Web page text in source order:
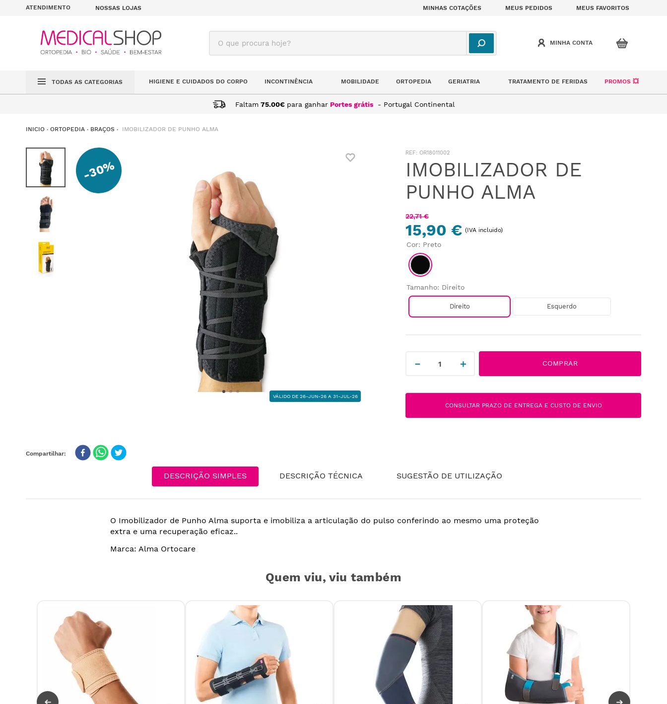
ATENDIMENTO NOSSAS LOJAS MINHAS COTAÇÕES MEUS PEDIDOS MEUS FAVORITOS
O que procura hoje?
TODAS AS CATEGORIAS HIGIENE E CUIDADOS DO CORPO INCONTINÊNCIA MOBILIDADE ORTOPEDIA GERIATRIA TRATAMENTO DE FERIDAS PROMOS 💥
Faltam 75.00€ para ganhar Portes grátis - Portugal Continental
ORTOPEDIA BRAÇOS IMOBILIZADOR DE PUNHO ALMA
-30%
VÁLIDO DE 26-JUN-26 A 31-JUL-26
: OR18011002
IMOBILIZADOR DE
PUNHO ALMA
22,71 €
15,90 € (IVA incluido)
Cor: Preto
Tamanho: Direito
Direito Esquerdo
＋
－ COMPRAR
CONSULTAR PRAZO DE ENTREGA E CUSTO DE ENVIO
DESCRIÇÃO SIMPLES DESCRIÇÃO TÉCNICA SUGESTÃO DE UTILIZAÇÃO
O Imobilizador de Punho Alma suporta e imobiliza a articulação do pulso conferindo ao mesmo uma proteção
extra e uma recuperação eficaz..
Marca: Alma Ortocare
Quem viu, viu também